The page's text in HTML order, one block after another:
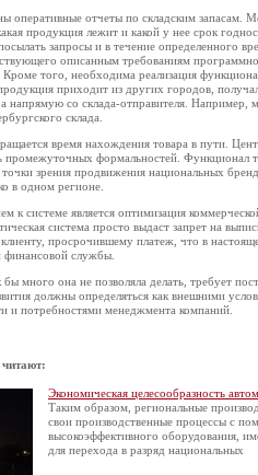
оперативные отчеты по складским запасам.
продукция лежит и какой у нее срок
запросы и в течение определенного
описанным требованиям
Кроме того, необходима реализация
приходит из других городов,
напрямую со склада-отправителя. Например,
склада.
время нахождения товара в пути.
промежуточных формальностей. Функционал
зрения продвижения национальных
в одном регионе.
к системе является оптимизация
система просто выдаст запрет на
просрочившему платеж, что в
финансовой службы.
много она не позволяла делать, требует
должны определяться как внешними
и потребностями менеджмента компаний.
читают:
Экономическая целесообразность
Таким образом, региональные
свои производственные процессы с
высокоэффективного оборудования,
для перехода в разряд национальных